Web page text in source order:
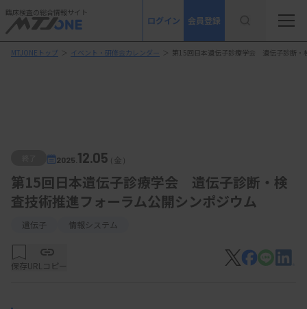
臨床検査の総合情報サイト
ログイン 会員登録
MTJONEトップ ＞ イベント・研修会カレンダー ＞ 第15回日本遺伝子診療学会 遺伝子診断・
2025. 12.05（金）
第15回日本遺伝子診療学会 遺伝子診断・検
査技術推進フォーラム公開シンポジウム
遺伝子 情報システム
保存URLコピー